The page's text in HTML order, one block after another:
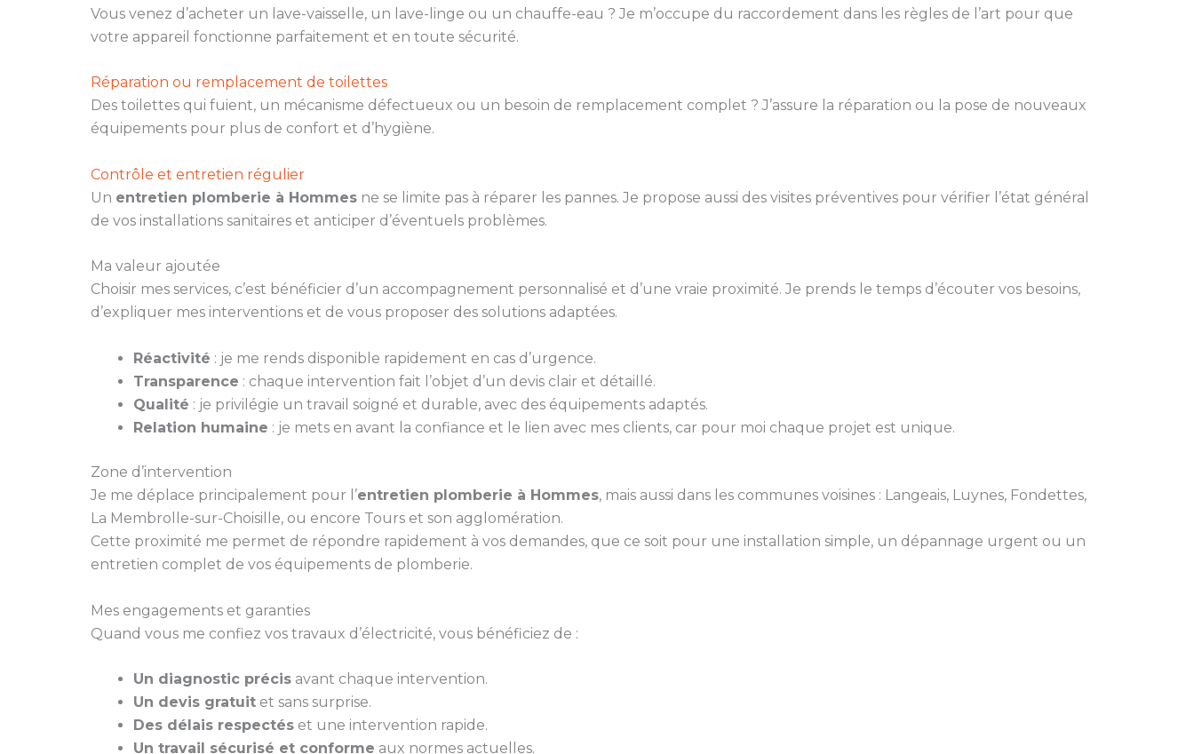
Vous venez d’acheter un lave-vaisselle, un lave-linge ou un chauffe-eau ? Je m’occupe du raccordement dans les règles de l’art pour que
votre appareil fonctionne parfaitement et en toute sécurité.
Réparation ou remplacement de toilettes
Des toilettes qui fuient, un mécanisme défectueux ou un besoin de remplacement complet ? J’assure la réparation ou la pose de nouveaux
équipements pour plus de confort et d’hygiène.
Contrôle et entretien régulier
Un entretien plomberie à Hommes ne se limite pas à réparer les pannes. Je propose aussi des visites préventives pour vérifier l’état général
de vos installations sanitaires et anticiper d’éventuels problèmes.
Ma valeur ajoutée
Choisir mes services, c’est bénéficier d’un accompagnement personnalisé et d’une vraie proximité. Je prends le temps d’écouter vos besoins,
d’expliquer mes interventions et de vous proposer des solutions adaptées.
Réactivité : je me rends disponible rapidement en cas d’urgence.
Transparence : chaque intervention fait l’objet d’un devis clair et détaillé.
Qualité : je privilégie un travail soigné et durable, avec des équipements adaptés.
Relation humaine : je mets en avant la confiance et le lien avec mes clients, car pour moi chaque projet est unique.
Zone d’intervention
Je me déplace principalement pour l’entretien plomberie à Hommes, mais aussi dans les communes voisines : Langeais, Luynes, Fondettes,
La Membrolle-sur-Choisille, ou encore Tours et son agglomération.
Cette proximité me permet de répondre rapidement à vos demandes, que ce soit pour une installation simple, un dépannage urgent ou un
entretien complet de vos équipements de plomberie.
Mes engagements et garanties
Quand vous me confiez vos travaux d’électricité, vous bénéficiez de :
Un diagnostic précis avant chaque intervention.
Un devis gratuit et sans surprise.
Des délais respectés et une intervention rapide.
Un travail sécurisé et conforme aux normes actuelles.